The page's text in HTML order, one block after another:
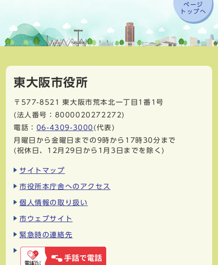
ページ
トップへ
東大阪市役所
〒577-8521
東大阪市荒本北一丁目1番1号
(法人番号：8000020272272)
電話： 06-4309-3000 (代表)
月曜日から金曜日までの9時から17時30分まで
(祝休日、12月29日から1月3日までを除く)
サイトマップ
市役所本庁舎へのアクセス
個人情報の取り扱い
市ウェブサイト
緊急時の連絡先